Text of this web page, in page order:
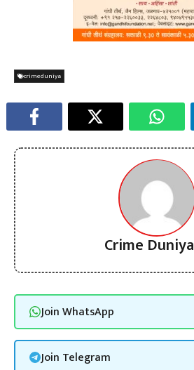
crimeduniya
Crime Duniya
Join WhatsApp
Join Telegram